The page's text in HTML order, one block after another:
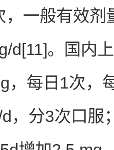
，一般有效
d[11]。国内
，每日1次，
，分3次口